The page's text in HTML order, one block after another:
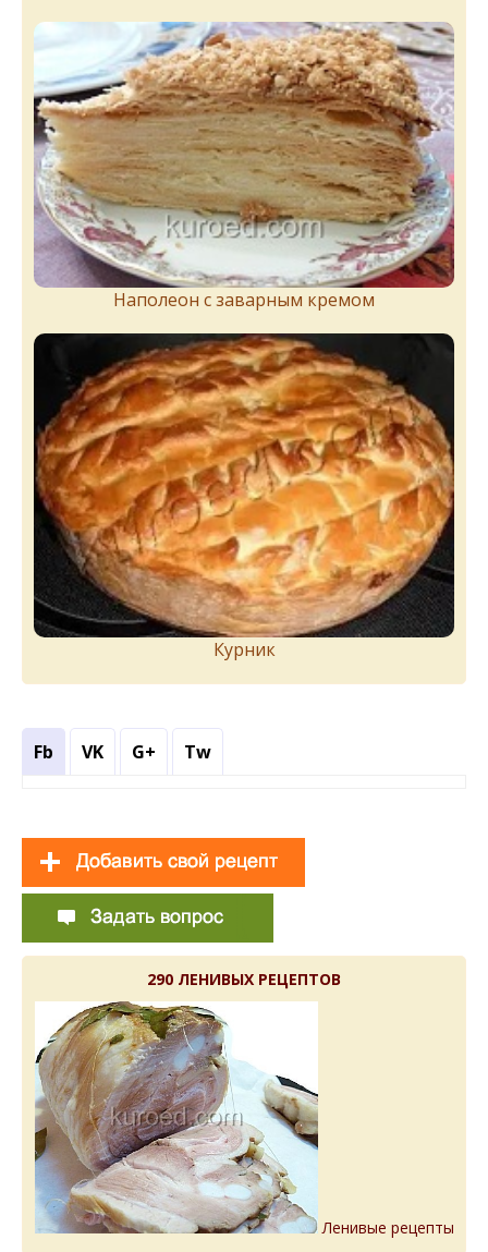
Наполеон с заварным кремом
Курник
Fb VK G+ Tw
290 ЛЕНИВЫХ РЕЦЕПТОВ
Ленивые рецепты